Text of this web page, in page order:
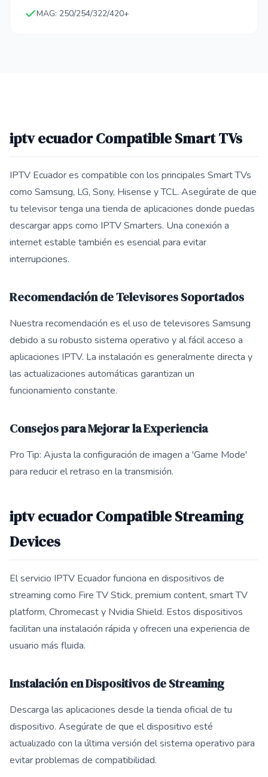
MAG: 250/254/322/420+
iptv ecuador Compatible Smart TVs
IPTV Ecuador es compatible con los principales Smart TVs
como Samsung, LG, Sony, Hisense y TCL. Asegúrate de que
tu televisor tenga una tienda de aplicaciones donde puedas
descargar apps como IPTV Smarters. Una conexión a
internet estable también es esencial para evitar
interrupciones.
Recomendación de Televisores Soportados
Nuestra recomendación es el uso de televisores Samsung
debido a su robusto sistema operativo y al fácil acceso a
aplicaciones IPTV. La instalación es generalmente directa y
las actualizaciones automáticas garantizan un
funcionamiento constante.
Consejos para Mejorar la Experiencia
Pro Tip: Ajusta la configuración de imagen a 'Game Mode'
para reducir el retraso en la transmisión.
iptv ecuador Compatible Streaming
Devices
El servicio IPTV Ecuador funciona en dispositivos de
streaming como Fire TV Stick, premium content, smart TV
platform, Chromecast y Nvidia Shield. Estos dispositivos
facilitan una instalación rápida y ofrecen una experiencia de
usuario más fluida.
Instalación en Dispositivos de Streaming
Descarga las aplicaciones desde la tienda oficial de tu
dispositivo. Asegúrate de que el dispositivo esté
actualizado con la última versión del sistema operativo para
evitar problemas de compatibilidad.